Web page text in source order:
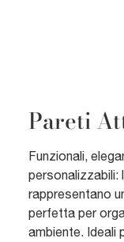
Pareti
Funzionali,
rappresentano
perfetta per
ambiente. Ideali